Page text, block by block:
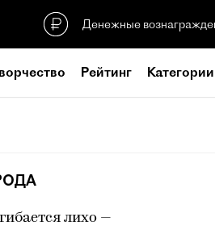
Денежные
Рейтинг Категории
лихо —